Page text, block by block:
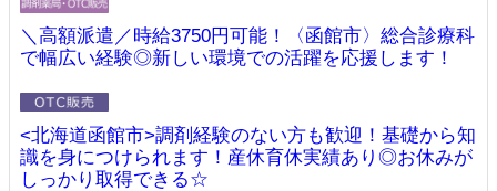
＼高額派遣／時給3750円可能！〈函館市〉総合診療科
で幅広い経験◎新しい環境での活躍を応援します！
<北海道函館市>調剤経験のない方も歓迎！基礎から知
識を身につけられます！産休育休実績あり◎お休みが
しっかり取得できる☆